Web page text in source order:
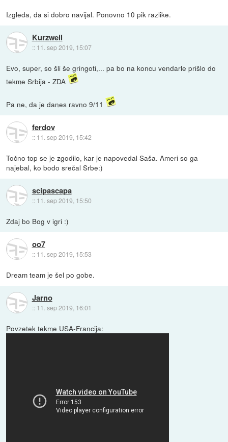
Izgleda, da si dobro navijal. Ponovno 10 pik razlike.
Kurzweil
:: 11. sep 2019, 15:07
Evo, super, so šli še gringoti,... pa bo na koncu vendarle prišlo do
tekme Srbija - ZDA
Pa ne, da je danes ravno 9/11
ferdov
:: 11. sep 2019, 15:42
Točno top se je zgodilo, kar je napovedal Saša. Ameri so ga
najebal, ko bodo srečal Srbe:)
scipascapa
:: 11. sep 2019, 15:50
Zdaj bo Bog v igri :)
oo7
:: 11. sep 2019, 15:53
Dream team je šel po gobe.
Jarno
:: 11. sep 2019, 16:01
Povzetek tekme USA-Francija: